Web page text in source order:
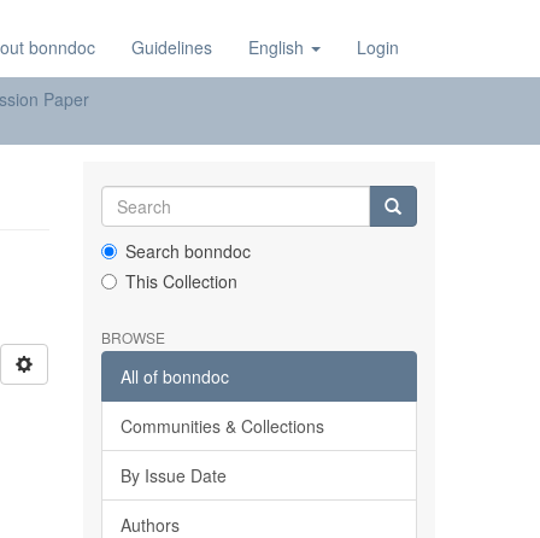
bonndoc Guidelines English Login
Paper
Search bonndoc
This Collection
BROWSE
All of bonndoc
Communities & Collections
By Issue Date
Authors